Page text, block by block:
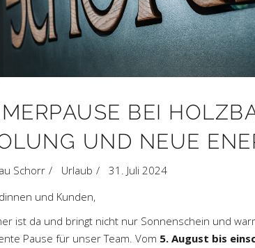
BEI
UND NEUE
Schorr Urlaub
31. Juli 2024
und Kunden,
ist da und bringt nicht nur Sonnenschein und
Pause für unser Team. Vom 5. August bis